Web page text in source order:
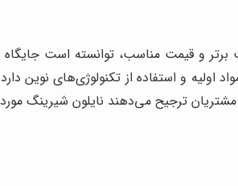
برتر و قیمت مناسب، توانسته است
اولیه و استفاده از تکنولوژی‌های نوین
ترجیح می‌دهند نایلون شیرینگ مورد